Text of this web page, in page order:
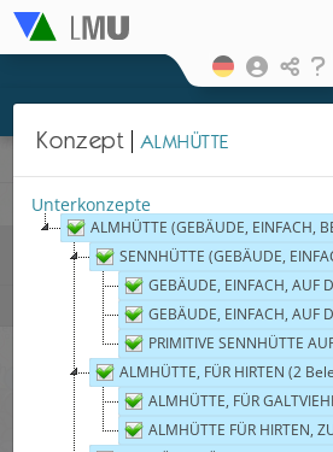
Kartographische Darstellung
Legende
Flächen und Regionen
Sprachgebiete
KonzeptALMHÜTTE
(nicht typisiert)(92 Belege)
Morpho-lexikalischer Typ
Alm
(gem.)(41 Belege)
Morpho-lexikalischer Typ
Konzept ALMHÜTTE
Unterkonzepte
ALMHÜTTE (GEBÄUDE, EINFACH,
SENNHÜTTE (GEBÄUDE,
GEBÄUDE, EINFACH, AUF
GEBÄUDE, EINFACH, AUF
PRIMITIVE SENNHÜTTE
ALMHÜTTE, FÜR HIRTEN (2
ALMHÜTTE, FÜR
ALMHÜTTE FÜR HIRTEN,